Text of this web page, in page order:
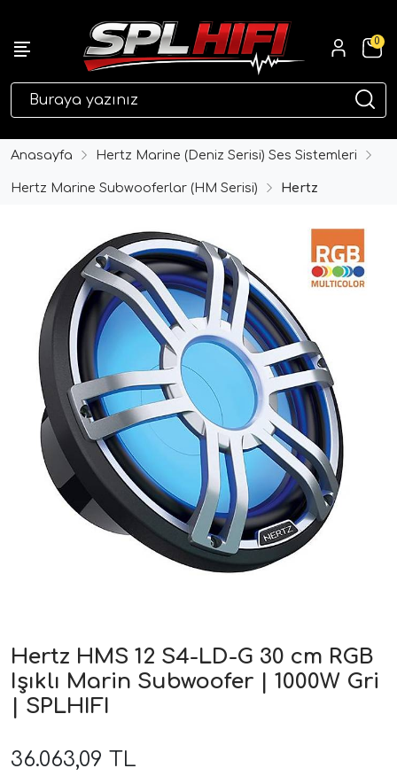
0
Anasayfa Hertz Marine (Deniz Serisi) Ses Sistemleri
Hertz Marine Subwooferlar (HM Serisi) Hertz
Hertz HMS 12 S4-LD-G 30 cm RGB
Işıklı Marin Subwoofer | 1000W Gri
| SPLHIFI
36.063,09 TL